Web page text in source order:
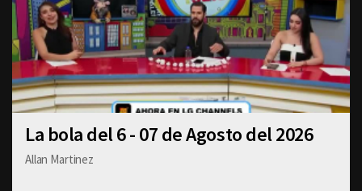
La bola del 6 - 07 de Agosto del 2026
Allan Martinez